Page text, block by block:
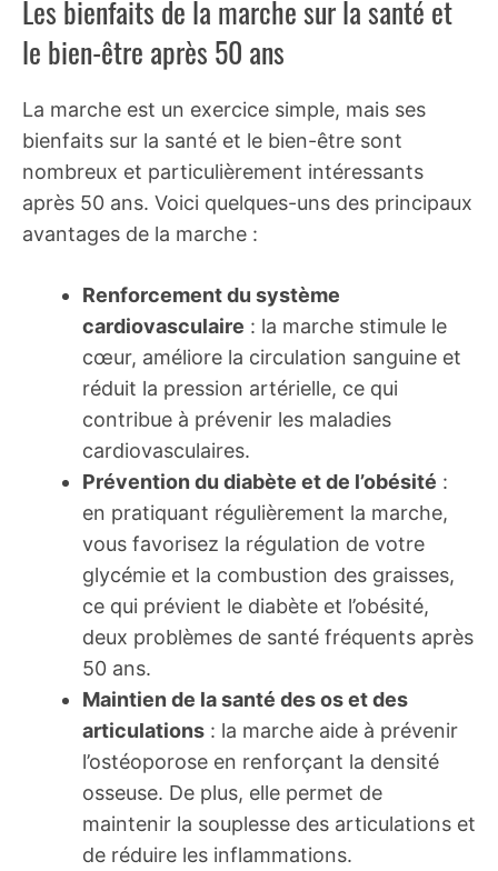
Les bienfaits de la marche sur la santé et
le bien-être après 50 ans
La marche est un exercice simple, mais ses
bienfaits sur la santé et le bien-être sont
nombreux et particulièrement intéressants
après 50 ans. Voici quelques-uns des principaux
avantages de la marche :
Renforcement du système
cardiovasculaire : la marche stimule le
cœur, améliore la circulation sanguine et
réduit la pression artérielle, ce qui
contribue à prévenir les maladies
cardiovasculaires.
Prévention du diabète et de l’obésité :
en pratiquant régulièrement la marche,
vous favorisez la régulation de votre
glycémie et la combustion des graisses,
ce qui prévient le diabète et l’obésité,
deux problèmes de santé fréquents après
50 ans.
Maintien de la santé des os et des
articulations : la marche aide à prévenir
l’ostéoporose en renforçant la densité
osseuse. De plus, elle permet de
maintenir la souplesse des articulations et
de réduire les inflammations.